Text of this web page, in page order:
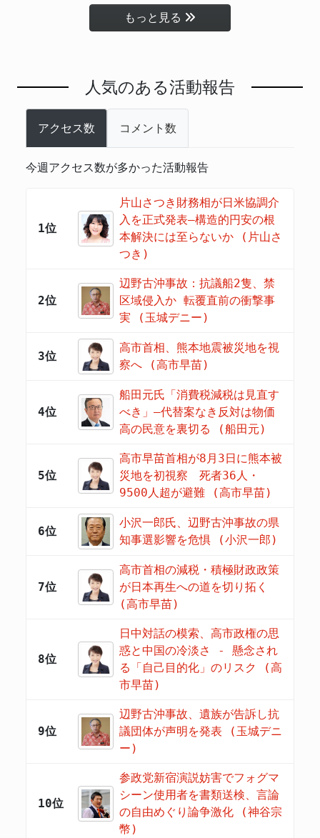
もっと見る
人気のある活動報告
アクセス数 コメント数
今週アクセス数が多かった活動報告
1位
片山さつき財務相が日米協調介
入を正式発表―構造的円安の根
本解決には至らないか (片山さ
つき)
2位
辺野古沖事故：抗議船2隻、禁
区域侵入か 転覆直前の衝撃事
実 (玉城デニー)
3位
高市首相、熊本地震被災地を視
察へ (高市早苗)
4位
船田元氏「消費税減税は見直す
べき」―代替案なき反対は物価
高の民意を裏切る (船田元)
5位
高市早苗首相が8月3日に熊本被
災地を初視察 死者36人・
9500人超が避難 (高市早苗)
6位
小沢一郎氏、辺野古沖事故の県
知事選影響を危惧 (小沢一郎)
7位
高市首相の減税・積極財政政策
が日本再生への道を切り拓く
(高市早苗)
8位
日中対話の模索、高市政権の思
惑と中国の冷淡さ - 懸念され
る「自己目的化」のリスク (高
市早苗)
9位
辺野古沖事故、遺族が告訴し抗
議団体が声明を発表 (玉城デニ
ー)
10位
参政党新宿演説妨害でフォグマ
シーン使用者を書類送検、言論
の自由めぐり論争激化 (神谷宗
幣)